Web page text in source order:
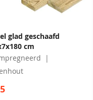
glad geschaafd
cm